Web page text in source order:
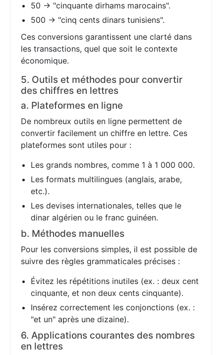
50 → "cinquante dirhams marocains".
500 → "cinq cents dinars tunisiens".
Ces conversions garantissent une clarté dans
les transactions, quel que soit le contexte
économique.
5. Outils et méthodes pour convertir
des chiffres en lettres
a. Plateformes en ligne
De nombreux outils en ligne permettent de
convertir facilement un chiffre en lettre. Ces
plateformes sont utiles pour :
Les grands nombres, comme 1 à 1 000 000.
Les formats multilingues (anglais, arabe,
etc.).
Les devises internationales, telles que le
dinar algérien ou le franc guinéen.
b. Méthodes manuelles
Pour les conversions simples, il est possible de
suivre des règles grammaticales précises :
Évitez les répétitions inutiles (ex. : deux cent
cinquante, et non deux cents cinquante).
Insérez correctement les conjonctions (ex. :
"et un" après une dizaine).
6. Applications courantes des nombres
en lettres